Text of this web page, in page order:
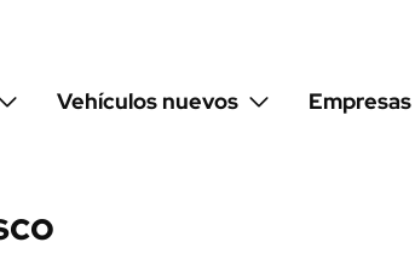
Vehículos nuevos Empresas